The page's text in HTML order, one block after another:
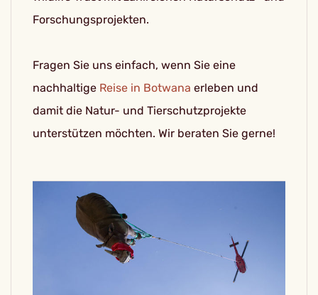
Forschungsprojekten.
Fragen Sie uns einfach, wenn Sie eine
nachhaltige Reise in Botwana erleben und
damit die Natur- und Tierschutzprojekte
unterstützen möchten. Wir beraten Sie gerne!